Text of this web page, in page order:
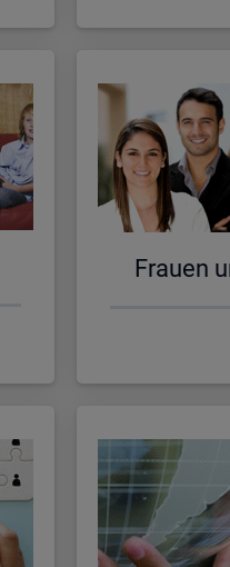
Frau­en